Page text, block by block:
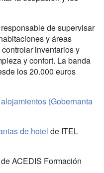
de supervisar
y áreas
inventarios y
y confort. La banda
los 20.000 euros
(Gobernanta
de hotel de ITEL
de ACEDIS Formación